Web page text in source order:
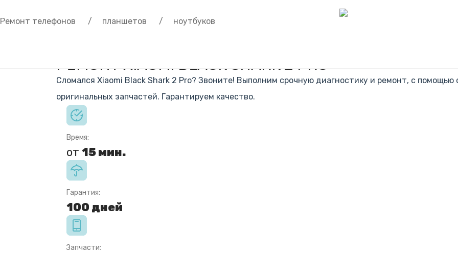
Ремонт телефонов / планшетов / ноутбуков
РЕМОНТ XIAOMI BLACK SHARK 2 PRO
Сломался Xiaomi Black Shark 2 Pro? Звоните! Выполним срочную диагностику и ремонт, с помощью
оригинальных запчастей. Гарантируем качество.
Время:
от 15 мин.
Гарантия:
100 дней
Запчасти: